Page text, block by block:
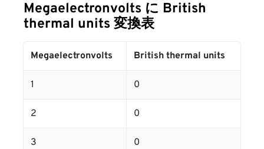
Megaelectronvolts に British
thermal units 変換表
Megaelectronvolts British thermal units
1 0
2 0
3 0